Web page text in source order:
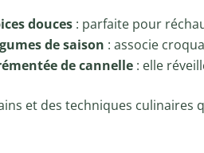
douces : parfaite pour
de saison : associe
de cannelle : elle
et des techniques